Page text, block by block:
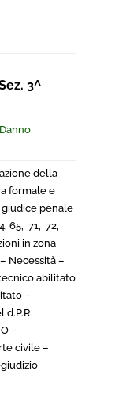
3^
Danno
della
formale e
penale
65, 71, 72,
in zona
Necessità –
abilitato
–
d.P.R.
O –
civile –